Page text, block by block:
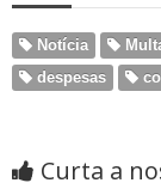
Notícia
despesas
Curta a